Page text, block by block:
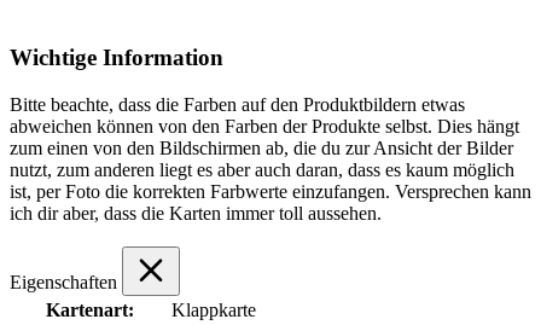
Wichtige Information
Bitte beachte, dass die Farben auf den Produktbildern etwas
abweichen können von den Farben der Produkte selbst. Dies hängt
zum einen von den Bildschirmen ab, die du zur Ansicht der Bilder
nutzt, zum anderen liegt es aber auch daran, dass es kaum möglich
ist, per Foto die korrekten Farbwerte einzufangen. Versprechen kann
ich dir aber, dass die Karten immer toll aussehen.
Eigenschaften
Kartenart:
Klappkarte